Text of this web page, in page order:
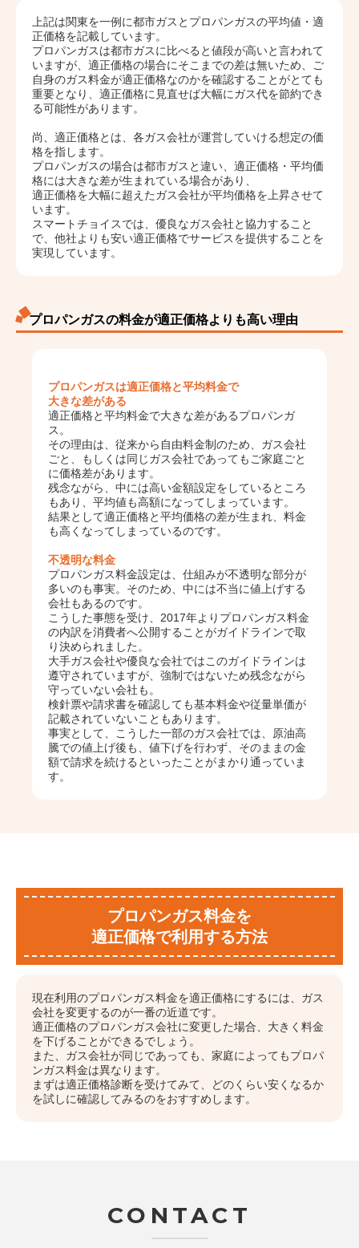
上記は関東を一例に都市ガスとプロパンガスの平均値・適
正価格を記載しています。
プロパンガスは都市ガスに比べると値段が高いと言われて
いますが、適正価格の場合にそこまでの差は無いため、ご
自身のガス料金が適正価格なのかを確認することがとても
重要となり、適正価格に見直せば大幅にガス代を節約でき
る可能性があります。
尚、適正価格とは、各ガス会社が運営していける想定の価
格を指します。
プロパンガスの場合は都市ガスと違い、適正価格・平均価
格には大きな差が生まれている場合があり、
適正価格を大幅に超えたガス会社が平均価格を上昇させて
います。
スマートチョイスでは、優良なガス会社と協力すること
で、他社よりも安い適正価格でサービスを提供することを
実現しています。
プロパンガスの料金が適正価格よりも高い理由
プロパンガスは適正価格と平均料金で
大きな差がある
適正価格と平均料金で大きな差があるプロパンガ
ス。
その理由は、従来から自由料金制のため、ガス会社
ごと、もしくは同じガス会社であってもご家庭ごと
に価格差があります。
残念ながら、中には高い金額設定をしているところ
もあり、平均値も高額になってしまっています。
結果として適正価格と平均価格の差が生まれ、料金
も高くなってしまっているのです。
不透明な料金
プロパンガス料金設定は、仕組みが不透明な部分が
多いのも事実。そのため、中には不当に値上げする
会社もあるのです。
こうした事態を受け、2017年よりプロパンガス料金
の内訳を消費者へ公開することがガイドラインで取
り決められました。
大手ガス会社や優良な会社ではこのガイドラインは
遵守されていますが、強制ではないため残念ながら
守っていない会社も。
検針票や請求書を確認しても基本料金や従量単価が
記載されていないこともあります。
事実として、こうした一部のガス会社では、原油高
騰での値上げ後も、値下げを行わず、そのままの金
額で請求を続けるといったことがまかり通っていま
す。
プロパンガス料金を
適正価格で利用する方法
現在利用のプロパンガス料金を適正価格にするには、ガス
会社を変更するのが一番の近道です。
適正価格のプロパンガス会社に変更した場合、大きく料金
を下げることができるでしょう。
また、ガス会社が同じであっても、家庭によってもプロパ
ンガス料金は異なります。
まずは適正価格診断を受けてみて、どのくらい安くなるか
を試しに確認してみるのをおすすめします。
CONTACT